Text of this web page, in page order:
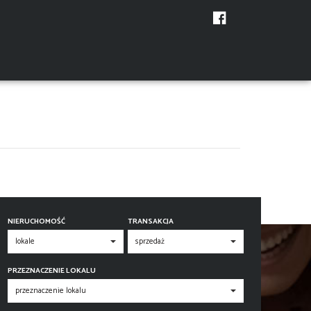
NIERUCHOMOŚĆ TRANSAKCJA
PRZEZNACZENIE LOKALU